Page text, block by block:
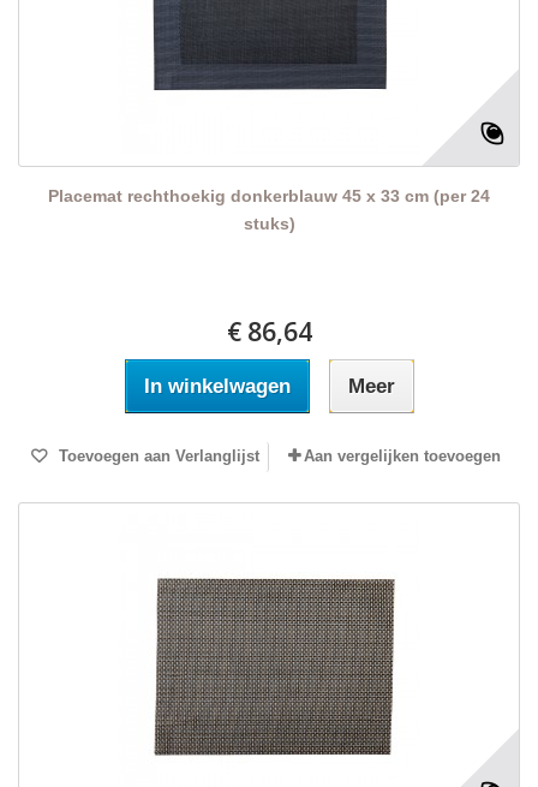
Placemat rechthoekig donkerblauw 45 x 33 cm (per 24
stuks)
€ 86,64
In winkelwagen Meer
Toevoegen aan Verlanglijst Aan vergelijken toevoegen